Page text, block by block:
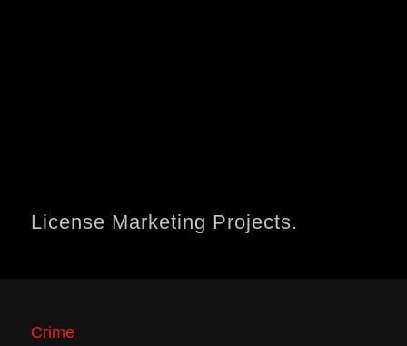
License Marketing Projects.
Crime